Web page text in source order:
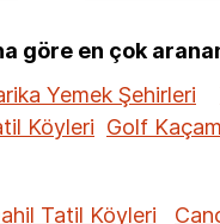
göre en çok
Yemek Şehirleri
Köyleri Golf
Tatil Köyleri